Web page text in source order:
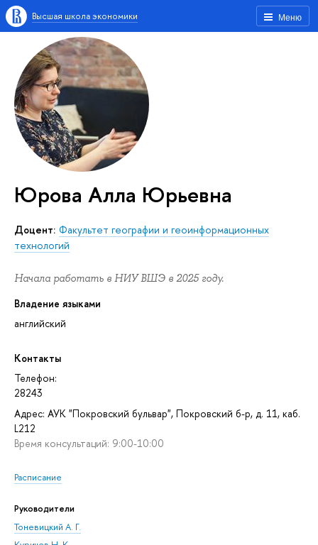
Меню
Высшая школа экономики
Юрова Алла Юрьевна
Доцент: Факультет географии и геоинформационных
технологий
Начала работать в НИУ ВШЭ в 2025 году.
Владение языками
английский
Контакты
Телефон:
28243
Адрес: АУК "Покровский бульвар", Покровский б-р, д. 11, каб.
L212
Время консультаций: 9:00-10:00
Расписание
Руководители
Тоневицкий А. Г.